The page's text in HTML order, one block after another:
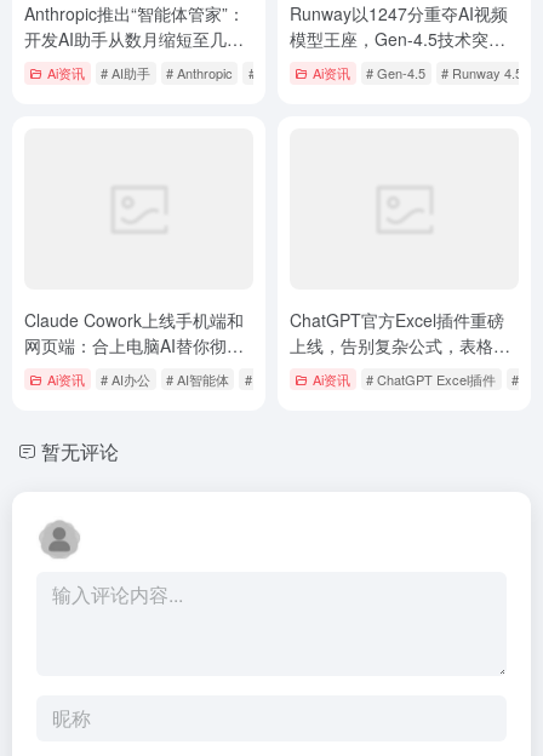
Anthropic推出“智能体管家”：
开发AI助手从数月缩短至几
天，企业级应用迎来新纪元
Ai资讯 # AI助手 # Anthropic # 智能体管家
Runway以1247分重夺AI视频
模型王座，Gen-4.5技术突破
碾压谷歌Veo3
Ai资讯 # Gen-4.5 # Runway 4.5
Claude Cowork上线手机端和
网页端：合上电脑AI替你彻夜
打工，AI办公进入”你不在它也
在”时代
Ai资讯 # AI办公 # AI智能体 # Anthropic
ChatGPT官方Excel插件重磅
上线，告别复杂公式，表格人
终于能准时下班了
Ai资讯 # ChatGPT Excel插件 #
暂无评论